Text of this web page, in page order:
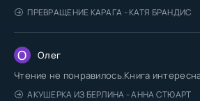
ПРЕВРАЩЕНИЕ КАРАГА - КАТЯ БРАНДИС
О Олег
Чтение не понравилось.Книга
АКУШЕРКА ИЗ БЕРЛИНА - АННА СТЮАРТ